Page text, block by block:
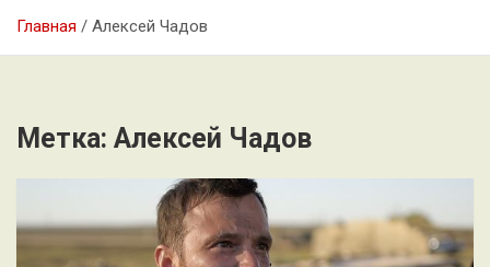
Главная Алексей Чадов
Метка: Алексей Чадов